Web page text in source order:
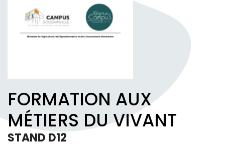
FORMATION AUX
MÉTIERS DU VIVANT
STAND D12